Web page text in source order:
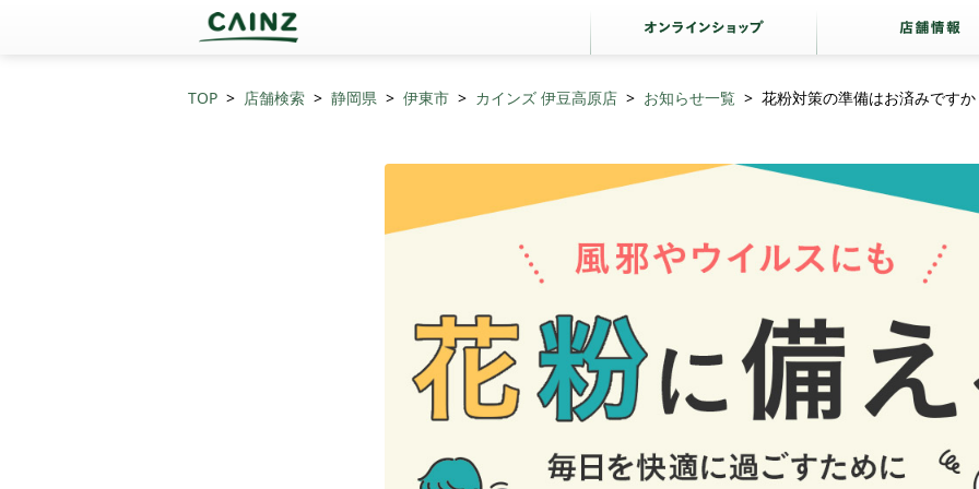
TOP 店舗検索 静岡県 伊東市 カインズ 伊豆高原店 お知らせ一覧 花粉対策の準備はお済みです